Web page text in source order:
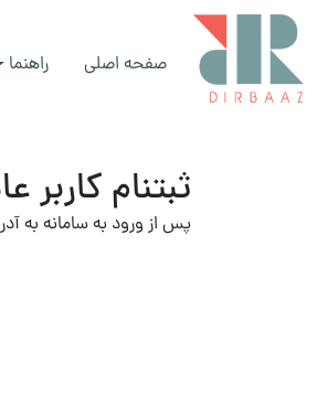
صفحه اصلی راهنما
ثبتنام کاربر
پس از ورود به سامانه به